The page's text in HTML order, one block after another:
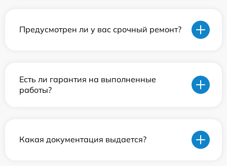
Предусмотрен ли у вас срочный ремонт?
Есть ли гарантия на выполненные
работы?
Какая документация выдается?